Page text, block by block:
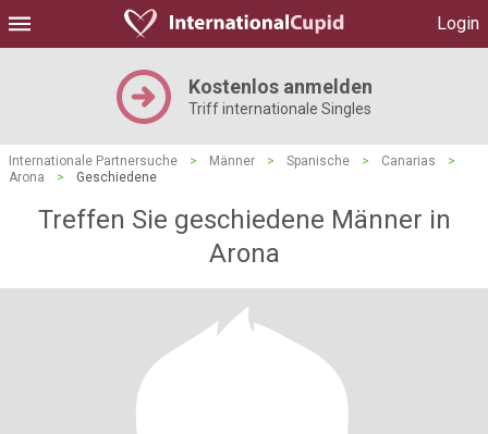
Login
Kostenlos anmelden
Triff internationale Singles
Internationale Partnersuche > Männer > Spanische > Canarias
>
Arona
> Geschiedene
Treffen Sie geschiedene Männer in
Arona